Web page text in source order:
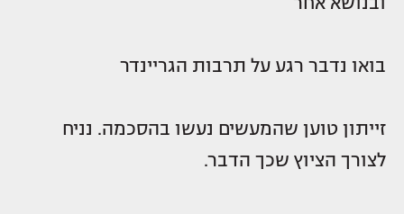
בואו נדבר רגע על תרבות הגריינדר
זייתון טוען שהמעשים נעשו בהסכמה. נניח
לצורך הציוץ שכך הדבר.